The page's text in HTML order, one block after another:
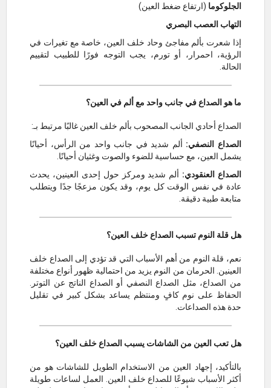
الجلوكوما (ارتفاع ضغط العين)
التهاب العصب البصري
إذا شعرت بألم مفاجئ وحاد خلف العين، خاصة مع تغيرات في
الرؤية، احمرار، أو تورم، يجب التوجه فورًا للطبيب لتقييم
الحالة.
ما هو الصداع في جانب واحد مع ألم في العين؟
الصداع أحادي الجانب المصحوب بألم خلف العين غالبًا مرتبط بـ:
الصداع النصفي: ألم شديد في جانب واحد من الرأس، أحيانًا
يشمل العين، مع حساسية للضوء والصوت وغثيان أحيانًا.
الصداع العنقودي: ألم شديد ومركز حول إحدى العينين، يحدث
عادة في نفس الوقت كل يوم، وقد يكون مزعجًا جدًا ويتطلب
متابعة طبية دقيقة.
هل قلة النوم تسبب الصداع خلف العين؟
نعم، قلة النوم من أهم الأسباب التي قد تؤدي إلى الصداع خلف
العينين. الحرمان من النوم يزيد من احتمالية ظهور أنواع مختلفة
من الصداع، مثل الصداع النصفي أو الصداع الناتج عن التوتر.
الحفاظ على نوم كافٍ ومنتظم يساعد بشكل كبير في تقليل
حدة هذه الصداعات.
هل تعب العين من الشاشات يسبب الصداع خلف العين؟
بالتأكيد، إجهاد العين من الاستخدام الطويل للشاشات هو من
أكثر الأسباب شيوعًا للصداع خلف العين. العمل لساعات طويلة